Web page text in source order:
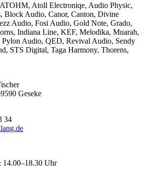
ATOHM, Atoll Electroniqe, Audio Physic,
, Block Audio, Canor, Canton, Divine
Audio, Fosi Audio, Gold Note, Grado,
, Indiana Line, KEF, Melodika, Muarah,
Pylon Audio, QED, Revival Audio, Sendy
, STS Digital, Taga Harmony, Thorens,
Geseke
34
14.00–18.30 Uhr